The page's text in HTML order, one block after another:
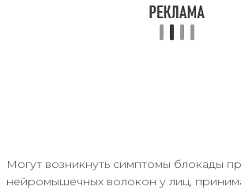
Могут возникнуть симптомы блокады
нейромышечных волокон у лиц,